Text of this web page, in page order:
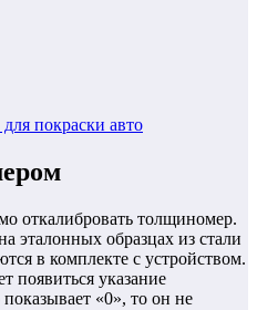
покраски авто
откалибровать толщиномер.
эталонных образцах из стали
в комплекте с устройством.
появиться указание
«0», то он не